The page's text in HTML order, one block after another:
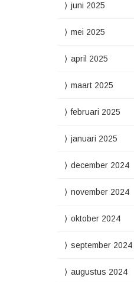
juni 2025
mei 2025
april 2025
maart 2025
februari 2025
januari 2025
december 2024
november 2024
oktober 2024
september 2024
augustus 2024